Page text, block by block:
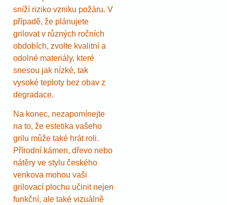
sníží riziko vzniku požáru. V
případě, že plánujete
grilovat v různých ročních
obdobích, zvolte kvalitní a
odolné materiály, které
snesou jak nízké, tak
vysoké teploty bez obav z
degradace.
Na konec, nezapomínejte
na to, že estetika vašeho
grilu může také hrát roli.
Přírodní kámen, dřevo nebo
nátěry ve stylu českého
venkova mohou vaši
grilovací plochu učinit nejen
funkční, ale také vizuálně